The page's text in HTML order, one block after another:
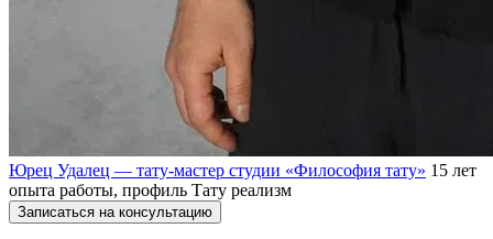
Юрец Удалец — тату-мастер студии «Философия тату» 15 лет
опыта работы, профиль Тату реализм
Записаться на консультацию